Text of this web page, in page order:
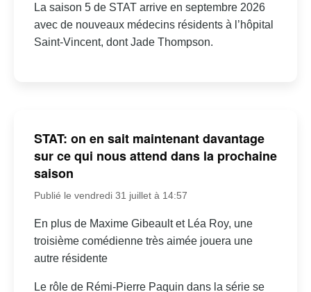
La saison 5 de STAT arrive en septembre 2026
avec de nouveaux médecins résidents à l’hôpital
Saint-Vincent, dont Jade Thompson.
STAT: on en sait maintenant davantage
sur ce qui nous attend dans la prochaine
saison
Publié le vendredi 31 juillet à 14:57
En plus de Maxime Gibeault et Léa Roy, une
troisième comédienne très aimée jouera une
autre résidente
Le rôle de Rémi-Pierre Paquin dans la série se